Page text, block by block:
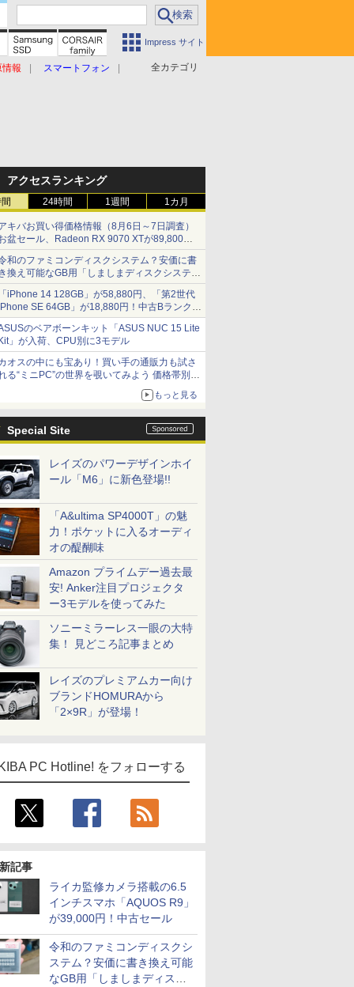
Impress サイト
全カテゴリ
情報 スマートフォン
アクセスランキング
24時間 1週間 1カ月
キバお買い得価格情報（8月6日～7日調査）
盆セール、Radeon RX 9070 XTが89,800
、水平周波数24.8kHz対応の17型モニターが
円、暑さ指数連動セール ほか
和のファミコンディスクシステム？安価に書
換え可能なGB用「しましまディスクシステ
」
iPhone 14 128GB」が58,880円、「第2世代
SE 64GB」が18,880円！中古Bランク品
ール
のベアボーンキット「ASUS NUC 15 Lite
」が入荷、CPU別に3モデル
オスの中にも宝あり！買い手の通販力も試さ
る“ミニPC”の世界を覗いてみよう 価格帯別に
様や特徴を整理、11製品をピックアップ text
もっと見る
Special Site
レイズのパワーデザインホイ
ール「M6」に新色登場!!
「A&ultima SP4000T」の魅
力！ポケットに入るオーディ
オの醍醐味
Amazon プライムデー過去最
安! Anker注目プロジェクタ
ー3モデルを使ってみた
ソニーミラーレス一眼の大特
集！ 見どころ記事まとめ
レイズのプレミアムカー向け
ブランドHOMURAから
「2×9R」が登場！
PC Hotline! をフォローする
記事
ライカ監修カメラ搭載の6.5
インチスマホ「AQUOS R9」
が39,000円！中古セール
令和のファミコンディスクシ
ステム？安価に書き換え可能
なGB用「しましまディスク